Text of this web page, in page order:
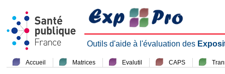
Outils d'aide à l'évaluation des
Accueil Matrices Evalutil CAPS